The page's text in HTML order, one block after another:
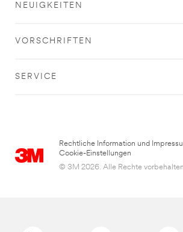
NEUIGKEITEN
VORSCHRIFTEN
SERVICE
Rechtliche Information und
Cookie-Einstellungen
© 3M 2026. Alle Rechte